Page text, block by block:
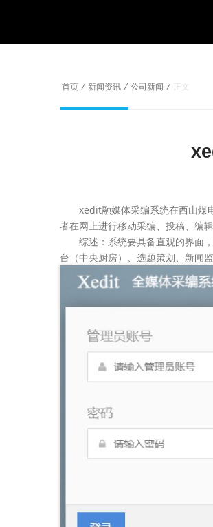
首页 / 新闻资讯 / 公司新闻 / 正文
xedit融媒体采编系统在西山煤电
者在网上进行移动采编、投稿、编
综述：系统要具备直观的界面，
台（中央厨房）、选题策划、新闻